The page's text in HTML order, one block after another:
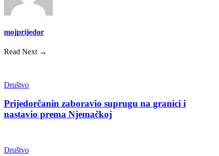
mojprijedor
Read Next →
Društvo
Prijedorčanin zaboravio suprugu na granici i
nastavio prema Njemačkoj
Društvo